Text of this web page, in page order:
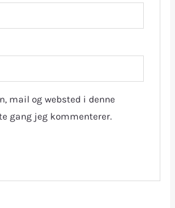
mail og websted i denne
gang jeg kommenterer.